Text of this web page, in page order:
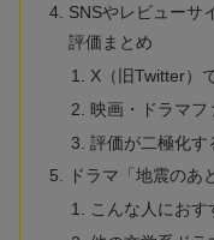
SNSやレビューサ
評価まとめ
X（旧Twitter）
映画・ドラマフ
評価が二極化す
ドラマ「地震のあ
こんな人におす